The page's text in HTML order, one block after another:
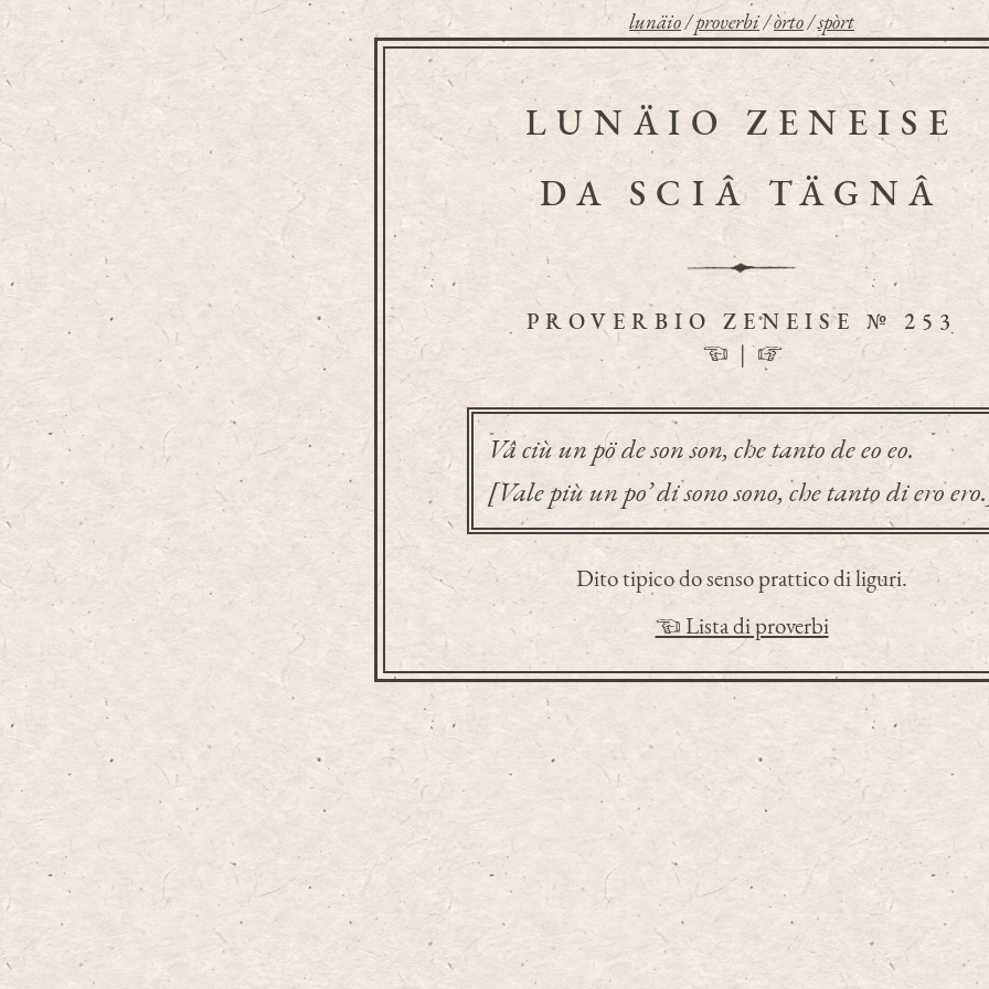
lunäio/proverbi/òrto/spòrt
LUNÄIO ZENEISE
DA SCIÂ TÄGNÂ
PROVERBIO ZENEISE № 253
☜ | ☞
Vâ ciù un pö de son son, che tanto de eo eo.
[Vale più un po’ di sono sono, che tanto di ero
Dito tipico do senso prattico di liguri.
☜ Lista di proverbi